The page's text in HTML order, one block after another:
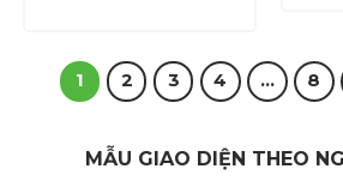
1 2 3 4 … 8
MẪU GIAO DIỆN THEO